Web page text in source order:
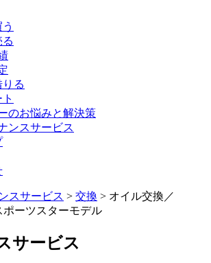
る
のお悩みと解決策
ンスサービス
スサービス > 交換 > オイル交換／
ーツスターモデル
サービス